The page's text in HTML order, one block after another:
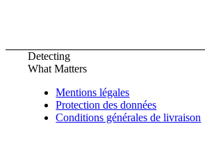
Detecting
What Matters
Mentions légales
Protection des données
Conditions générales de livraison